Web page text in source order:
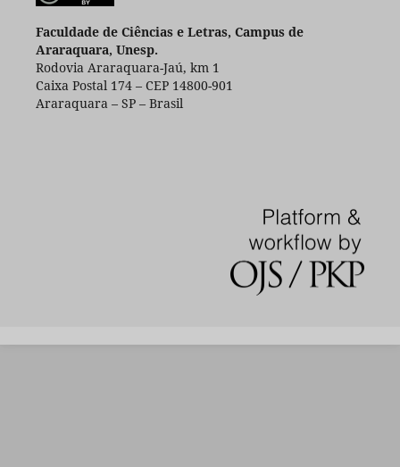
Faculdade de Ciências e Letras, Campus de
Araraquara, Unesp.
Rodovia Araraquara-Jaú, km 1
Caixa Postal 174 – CEP 14800-901
Araraquara – SP – Brasil